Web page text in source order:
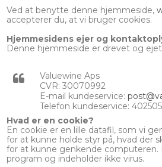
Ved at benytte denne hjemmeside,
accepterer du, at vi bruger cookies.
Hjemmesidens ejer og
Denne hjemmeside er drevet og
Valuewine Aps
CVR: 30070992
E-mail kundeservice:
Telefon kundeservice:
Hvad er en cookie?
En cookie er en lille datafil, som vi
for at kunne holde styr på, hvad der
for at kunne genkende computeren.
program og indeholder ikke virus.